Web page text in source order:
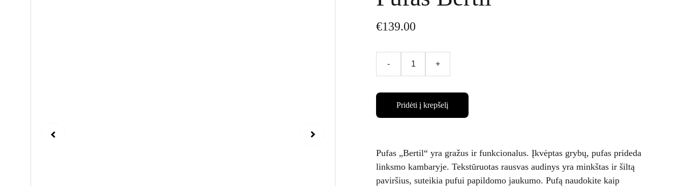
€139.00
- +
Pridėti į krepšelį
Pufas „Bertil“ yra gražus ir funkcionalus. Įkvėptas grybų, pufas prideda
linksmo kambaryje. Tekstūruotas rausvas audinys yra minkštas ir šiltą
paviršius, suteikia pufui papildomo jaukumo. Pufą naudokite kaip